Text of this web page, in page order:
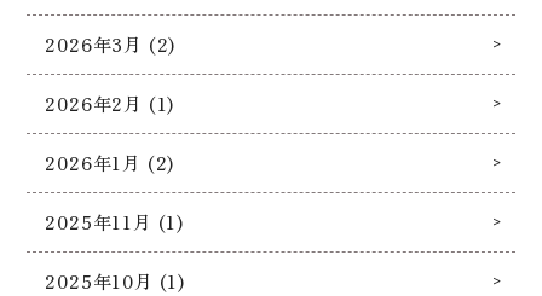
2026年3月 (2)
2026年2月 (1)
2026年1月 (2)
2025年11月 (1)
2025年10月 (1)